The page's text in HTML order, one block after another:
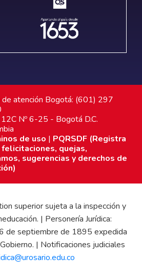
de atención Bogotá: (601) 297
Nº 6-25 - Bogotá D.C.
de uso | PQRSDF (Registra
felicitaciones, quejas,
sugerencias y derechos de
superior sujeta a la inspección y
| Personería Jurídica:
de septiembre de 1895 expedida
| Notificaciones judiciales